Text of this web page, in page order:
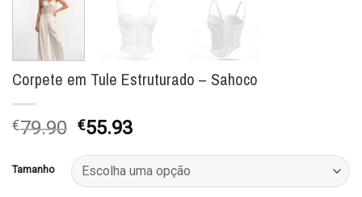
Corpete em Tule Estruturado – Sahoco
€79.90 O
original
era:
€55.93O
atual
é:
Tamanho